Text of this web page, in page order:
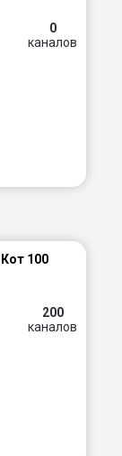
0
каналов
100
200
каналов